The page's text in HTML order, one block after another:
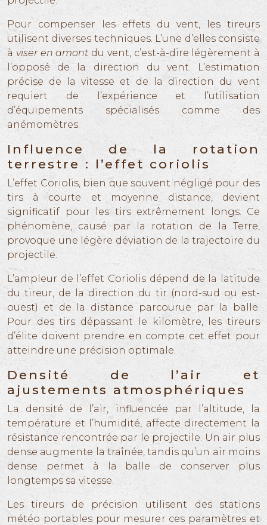
Pour compenser les effets du vent, les tireurs
utilisent diverses techniques. L’une d’elles consiste
à viser en amontdu vent, c’est-à-dire légèrement à
l’opposé de la direction du vent. L’estimation
précise de la vitesse et de la direction du vent
requiert de l’expérience et l’utilisation
d’équipements spécialisés comme des
anémomètres.
Influence de la rotation
terrestre : l’effet coriolis
L’effet Coriolis, bien que souvent négligé pour des
tirs à courte et moyenne distance, devient
significatif pour les tirs extrêmement longs. Ce
phénomène, causé par la rotation de la Terre,
provoque une légère déviation de la trajectoire du
projectile.
L’ampleur de l’effet Coriolis dépend de la latitude
du tireur, de la direction du tir (nord-sud ou est-
ouest) et de la distance parcourue par la balle.
Pour des tirs dépassant le kilomètre, les tireurs
d’élite doivent prendre en compte cet effet pour
atteindre une précision optimale.
Densité de l’air et
ajustements atmosphériques
La densité de l’air, influencée par l’altitude, la
température et l’humidité, affecte directement la
résistance rencontrée par le projectile. Un air plus
dense augmente la traînée, tandis qu’un air moins
dense permet à la balle de conserver plus
longtemps sa vitesse.
Les tireurs de précision utilisent des stations
météo portables pour mesurer ces paramètres et